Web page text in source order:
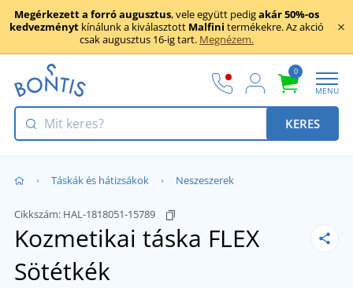
Megérkezett a forró augusztus, vele együtt pedigakár 50%-os
kedvezményt kínálunk a kiválasztott Malfini termékekre. Az akció
csak augusztus 16-ig tart. Megnézem.
0
MENU
KERES
Táskák és hátizsákok Neszeszerek
Cikkszám: HAL-1818051-15789
Kozmetikai táska FLEX
Sötétkék